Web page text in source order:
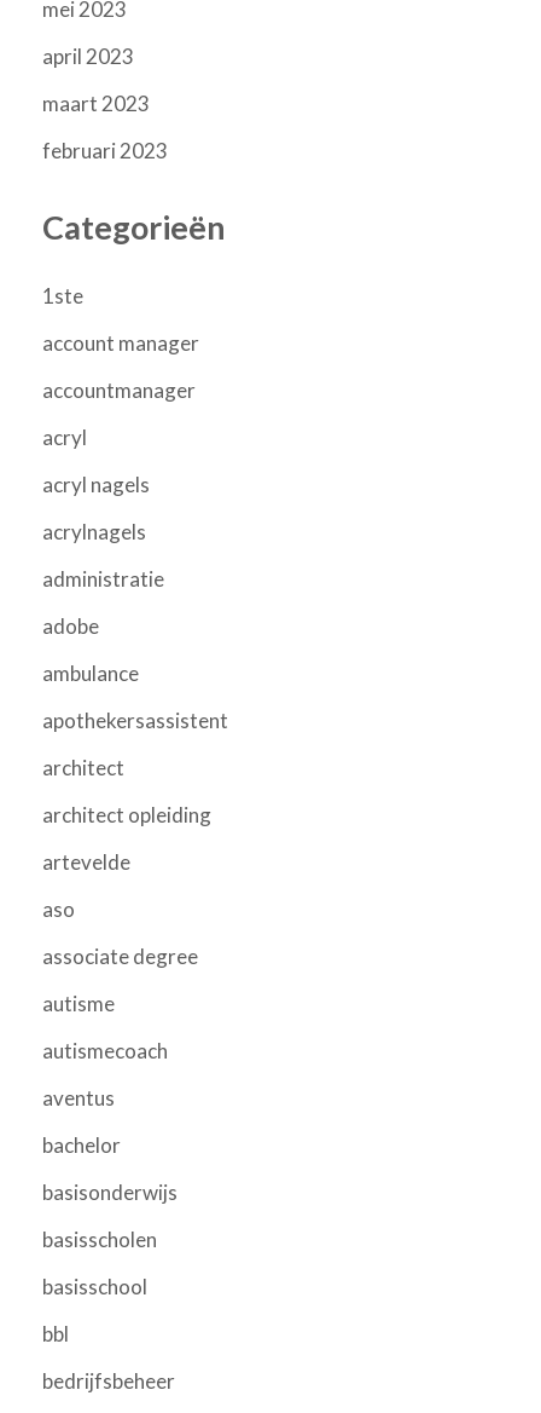
mei 2023
april 2023
maart 2023
februari 2023
Categorieën
1ste
account manager
accountmanager
acryl
acryl nagels
acrylnagels
administratie
adobe
ambulance
apothekersassistent
architect
architect opleiding
artevelde
aso
associate degree
autisme
autismecoach
aventus
bachelor
basisonderwijs
basisscholen
basisschool
bbl
bedrijfsbeheer